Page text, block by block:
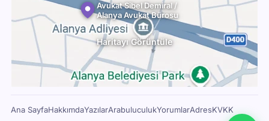
Avukat Sibel Demiral /
Alanya Avukat Bürosu
Haritayı Görüntüle
Ana SayfaHakkımdaYazılarArabuluculukYorumlarAdresKVKK